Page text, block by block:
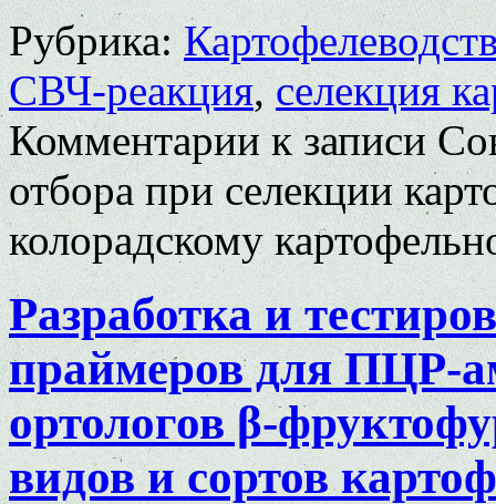
Рубрика:
СВЧ-реакция,селекция
Комментариик записи
отбора при селекции
колорадскому
Разработка и
праймеров для ПЦР-
ортологов β-
видов и сортов